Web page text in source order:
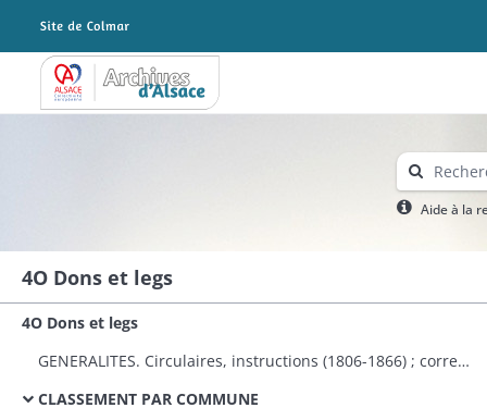
Archives Alsace - Colmar
Aide à la
4O Dons et legs
4O Dons et legs
GENERALITES. Circulaires, instructions (1806-1866) ; correspondance avec le préfet (1823-1870) ; dons à plusieurs communes et établissements publics (1808-1870) ; états des dons et legs faits aux établissements religieux et publics (1823-1870).
CLASSEMENT PAR COMMUNE